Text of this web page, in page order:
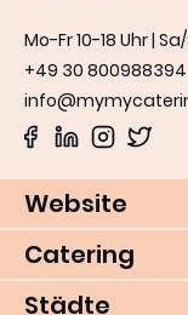
Mo-Fr 10-18 Uhr |
+49 30 800988394
Website
Catering
Städte